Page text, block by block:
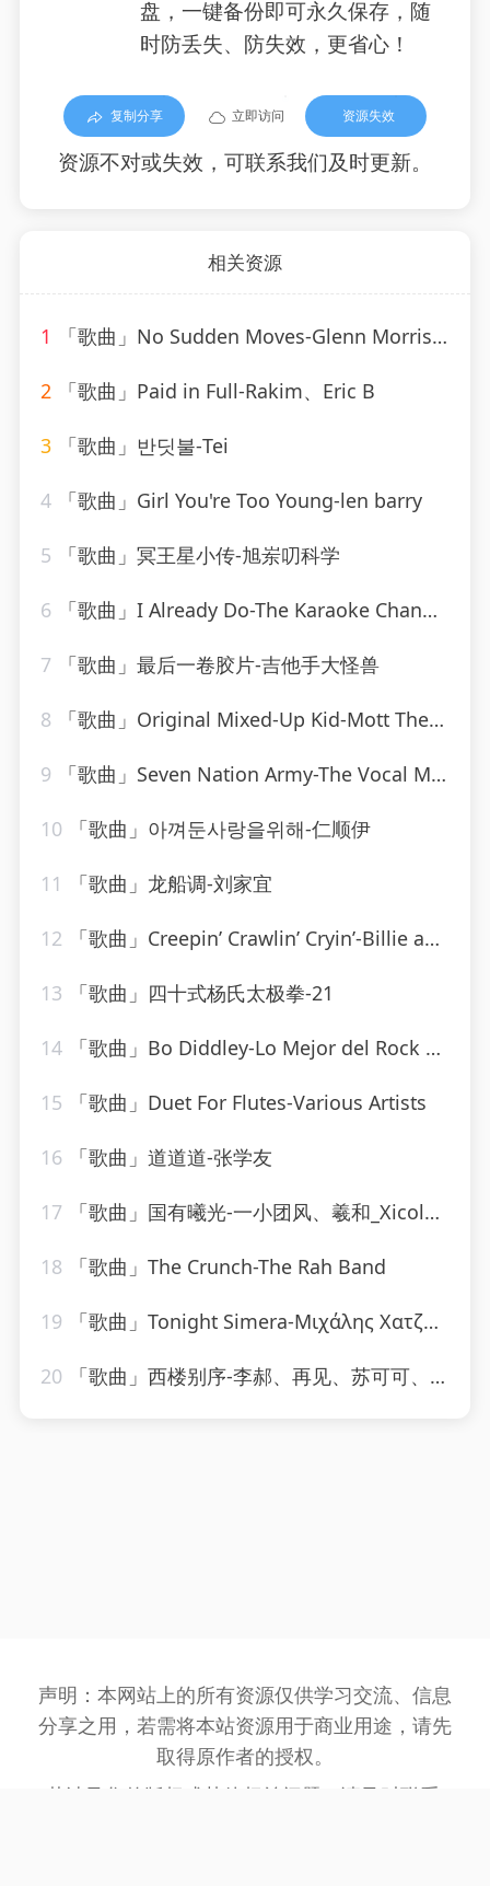
盘，一键备份即可永久保存，随
时防丢失、防失效，更省心！
复制分享 立即访问 资源失效
资源不对或失效，可联系我们及时更新。
相关资源
1 「歌曲」No Sudden Moves-Glenn Morrison
2 「歌曲」Paid in Full-Rakim、Eric B
3 「歌曲」반딧불-Tei
4 「歌曲」Girl You're Too Young-len barry
5 「歌曲」冥王星小传-旭岽叨科学
6 「歌曲」I Already Do-The Karaoke Channel
7 「歌曲」最后一卷胶片-吉他手大怪兽
8 「歌曲」Original Mixed-Up Kid-Mott The Hoople
9 「歌曲」Seven Nation Army-The Vocal Masters
10 「歌曲」아껴둔사랑을위해-仁顺伊
11 「歌曲」龙船调-刘家宜
12 「歌曲」Creepin’ Crawlin’ Cryin’-Billie and Lillie
13 「歌曲」四十式杨氏太极拳-21
14 「歌曲」Bo Diddley-Lo Mejor del Rock de los 50
15 「歌曲」Duet For Flutes-Various Artists
16 「歌曲」道道道-张学友
17 「歌曲」国有曦光-一小团风、羲和_Xicole、洵风、之玄、孩子吃嘛找嘛去、公子祸水、颜柒CY、远平新、黄泊霖、浔漪Hazy
18 「歌曲」The Crunch-The Rah Band
19 「歌曲」Tonight Simera-Μιχάλης Χατζηγιάννης
20 「歌曲」西楼别序-李郝、再见、苏可可、圈妹
声明：本网站上的所有资源仅供学习交流、信息
分享之用，若需将本站资源用于商业用途，请先
取得原作者的授权。
若涉及您的版权或其他权益问题，请及时联系: